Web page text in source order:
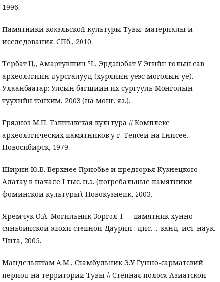
1996.
Памятники кокэльской культуры Тувы: материалы и
исследования. СПб., 2010.
Тербат Ц., Амартувшин Ч., Эрдэнэбат У Эгийн голын сав
археологийн дурсгалууд (хурлийн уеэс моголын уе).
Улаанбаатар: Улсын багшийн их сургууль Монголын
туухийн тэнхим, 2003 (на монг. яз.).
Грязнов М.П. Таштыкская культура // Комплекс
археологических памятников у г. Тепсей на Енисее.
Новосибирск, 1979.
Ширин Ю.В. Верхнее Приобье и предгорья Кузнецкого
Алатау в начале I тыс. н.э. (погребальные памятники
фоминской культуры). Новокузнецк, 2003.
Яремчук О.А. Могильник Зоргол-I — памятник хунно-
сяньбийской эпохи степной Даурии : дис. ... канд. ист. наук.
Чита, 2005.
Мандельштам А.М., Стамбульник Э.У Гунно-сарматский
период на территории Тувы // Степная полоса Азиатской